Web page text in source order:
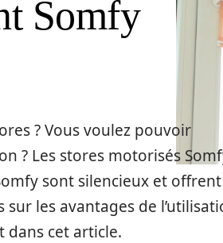
Somfy
? Vous voulez pouvoir
? Les stores motorisés
sont silencieux et
les avantages de
dans cet article.